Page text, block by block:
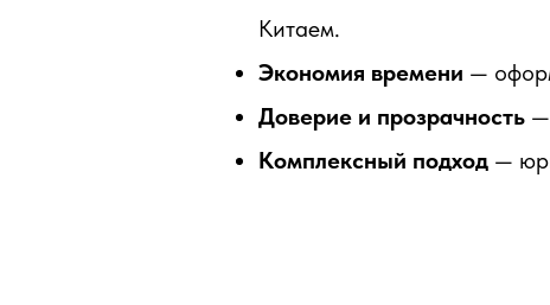
Китаем.
Экономия времени —
Доверие и прозрачность —
Комплексный подход —